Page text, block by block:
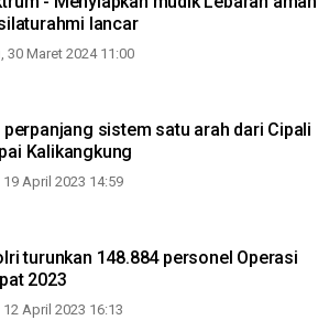
lancar
30 Maret 2024 11:00
perpanjang sistem satu arah dari Cipali
Kalikangkung
19 April 2023 14:59
turunkan 148.884 personel Operasi
2023
12 April 2023 16:13